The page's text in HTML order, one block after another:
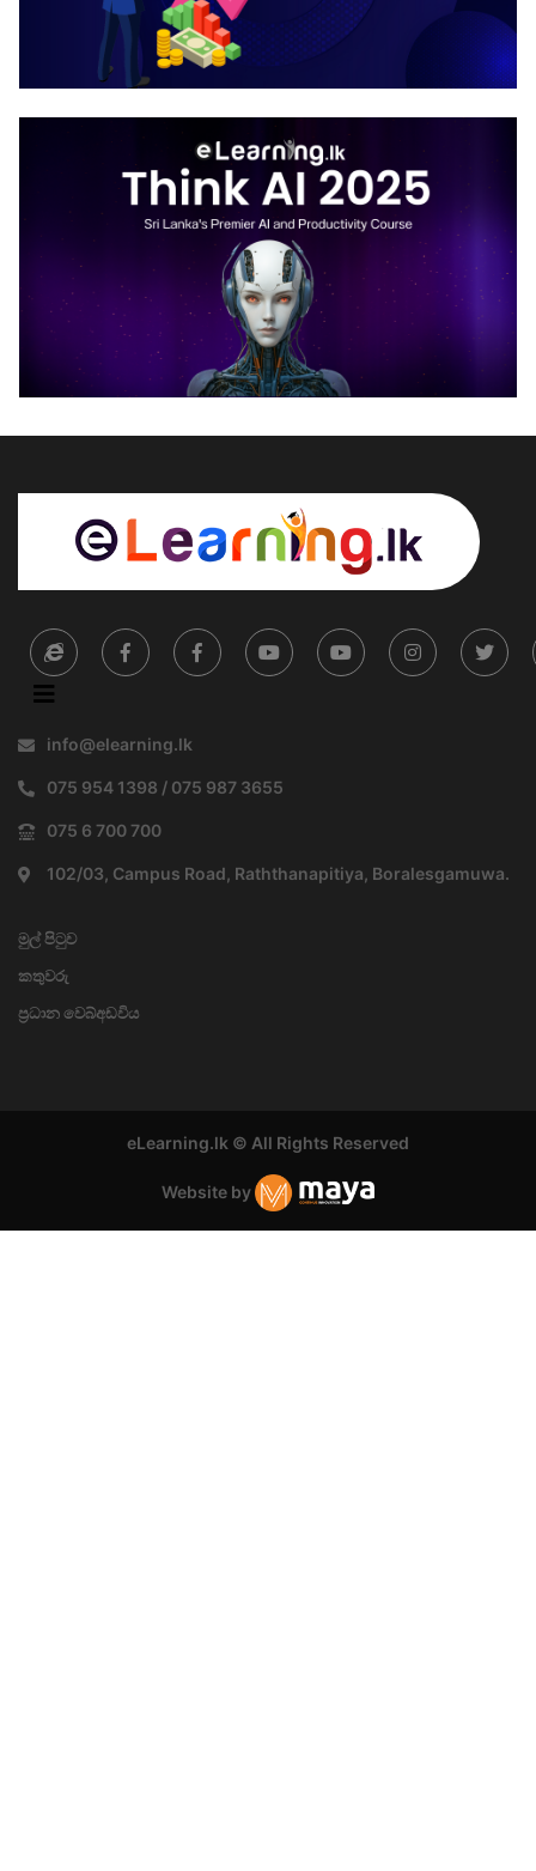
info@elearning.lk
075 954 1398 / 075 987 3655
075 6 700 700
102/03, Campus Road, Raththanapitiya, Boralesgamuwa.
මුල් පිටුව
කතුවරු
ප්‍රධාන වෙබ්අඩවිය
eLearning.lk © All Rights Reserved
Website by